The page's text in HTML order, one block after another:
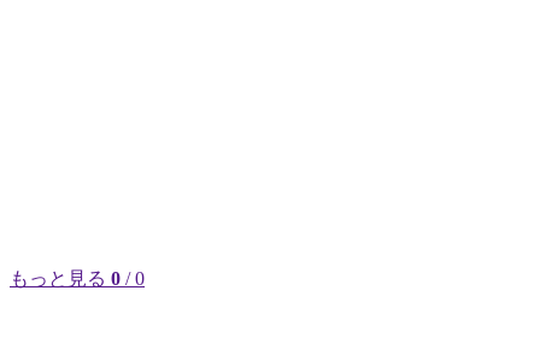
もっと見る 0 / 0